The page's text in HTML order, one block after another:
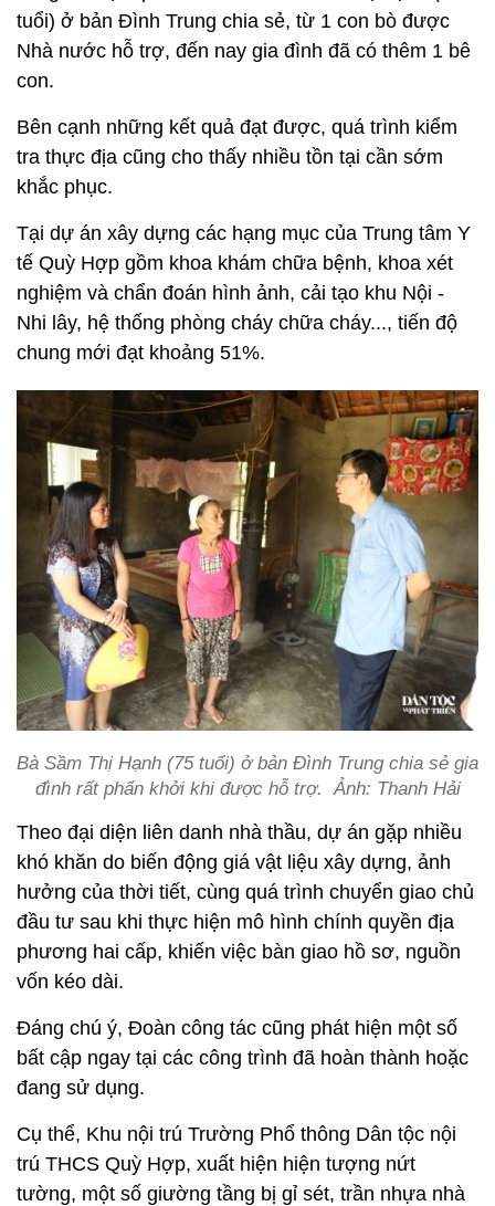
tuổi) ở bản Đình Trung chia sẻ, từ 1 con bò được
Nhà nước hỗ trợ, đến nay gia đình đã có thêm 1 bê
con.
Bên cạnh những kết quả đạt được, quá trình kiểm
tra thực địa cũng cho thấy nhiều tồn tại cần sớm
khắc phục.
Tại dự án xây dựng các hạng mục của Trung tâm Y
tế Quỳ Hợp gồm khoa khám chữa bệnh, khoa xét
nghiệm và chẩn đoán hình ảnh, cải tạo khu Nội -
Nhi lây, hệ thống phòng cháy chữa cháy..., tiến độ
chung mới đạt khoảng 51%.
Bà Sầm Thị Hạnh (75 tuổi) ở bản Đình Trung chia sẻ gia
đình rất phấn khởi khi được hỗ trợ. Ảnh: Thanh Hải
Theo đại diện liên danh nhà thầu, dự án gặp nhiều
khó khăn do biến động giá vật liệu xây dựng, ảnh
hưởng của thời tiết, cùng quá trình chuyển giao chủ
đầu tư sau khi thực hiện mô hình chính quyền địa
phương hai cấp, khiến việc bàn giao hồ sơ, nguồn
vốn kéo dài.
Đáng chú ý, Đoàn công tác cũng phát hiện một số
bất cập ngay tại các công trình đã hoàn thành hoặc
đang sử dụng.
Cụ thể, Khu nội trú Trường Phổ thông Dân tộc nội
trú THCS Quỳ Hợp, xuất hiện hiện tượng nứt
tường, một số giường tầng bị gỉ sét, trần nhựa nhà